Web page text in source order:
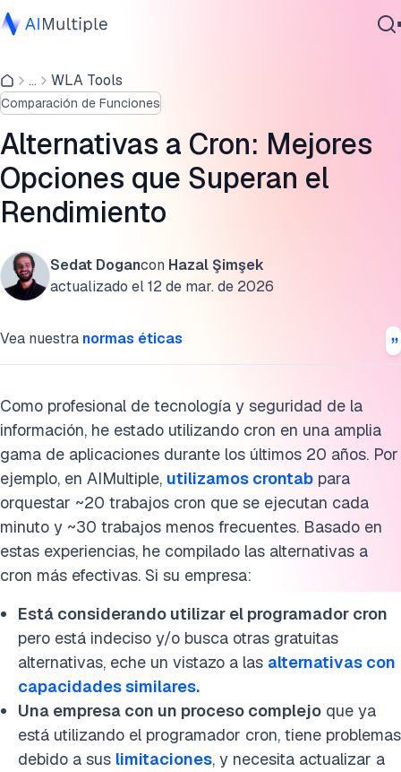
IA agencial
Ciberseguridad
Datos
Software empresarial
Servicios
Contáctanos
... WLA Tools
Comparación de Funciones
Alternativas a Cron: Mejores
Opciones que Superan el
Rendimiento
Sedat Dogancon Hazal Şimşek
actualizado el12 de mar. de 2026
Vea nuestra normas éticas
Como profesional de tecnología y seguridad de la
información, he estado utilizando cron en una amplia
gama de aplicaciones durante los últimos 20 años. Por
ejemplo, en AIMultiple, utilizamos crontab para
orquestar ~20 trabajos cron que se ejecutan cada
minuto y ~30 trabajos menos frecuentes. Basado en
estas experiencias, he compilado las alternativas a
cron más efectivas. Si su empresa:
Está considerando utilizar el programador cron
pero está indeciso y/o busca otras gratuitas
alternativas, eche un vistazo a las alternativas con
capacidades similares.
Una empresa con un proceso complejo que ya
está utilizando el programador cron, tiene problemas
debido a sus limitaciones, y necesita actualizar a
Comparación de alternativas a cron enfocadas en
Elija la solución empresarial adecuada
Cita esta investigación